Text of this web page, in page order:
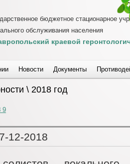
бюджетное стационарное
обслуживания населения
краевой
Новости Документы
\ 2018 год
9
12-2018